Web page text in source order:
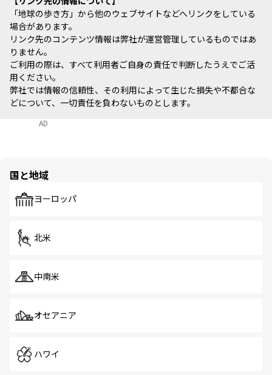
「地球の歩き方」から他のウェブサイトなどへリンクをしている
場合があります。
リンク先のコンテンツ情報は弊社が運営管理しているものではあ
りません。
ご利用の際は、すべて利用者ご自身の責任で判断したうえでご活
用ください。
弊社では情報の信頼性、その利用によって生じた損失や不都合な
どについて、一切責任を負わないものとします。
AD
国と地域
ヨーロッパ
北米
中南米
オセアニア
ハワイ